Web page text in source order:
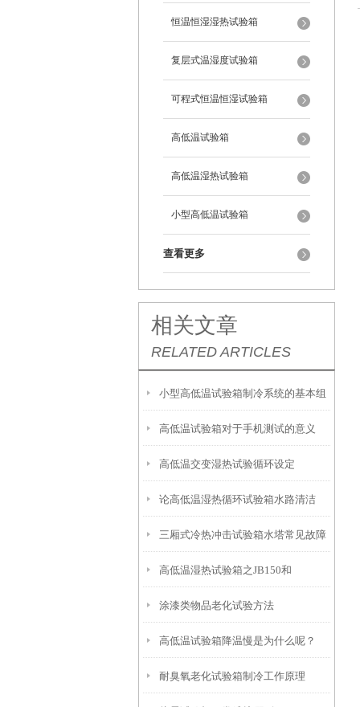
恒温恒湿湿热试验箱
复层式温湿度试验箱
可程式恒温恒湿试验箱
高低温试验箱
高低温湿热试验箱
小型高低温试验箱
查看更多
相关文章
RELATED ARTICLES
小型高低温试验箱制冷系统的基本组
成（图文解析）
高低温试验箱对于手机测试的意义
高低温交变湿热试验循环设定
论高低温湿热循环试验箱水路清洁
三厢式冷热冲击试验箱水塔常见故障
清除方法
高低温湿热试验箱之JB150和
GB/T2423对于风速的不同要求
涂漆类物品老化试验方法
高低温试验箱降温慢是为什么呢？
耐臭氧老化试验箱制冷工作原理